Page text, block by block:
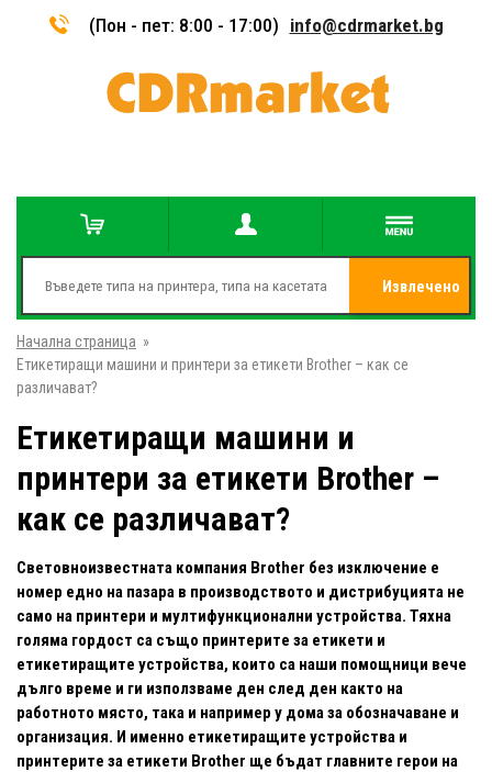
(Пон - пет: 8:00 - 17:00) info@cdrmarket.bg
Извлечено
Начална страница »
Етикетиращи машини и принтери за етикети Brother – как се
различават?
Етикетиращи машини и
принтери за етикети Brother –
как се различават?
Световноизвестната компания Brother без изключение е
номер едно на пазара в производството и дистрибуцията не
само на принтери и мултифункционални устройства. Тяхна
голяма гордост са също принтерите за етикети и
етикетиращите устройства, които са наши помощници вече
дълго време и ги използваме ден след ден както на
работното място, така и например у дома за обозначаване и
организация. И именно етикетиращите устройства и
принтерите за етикети Brother ще бъдат главните герои на